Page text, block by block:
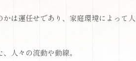
は運任せであり、家庭環境によって
人々の流動や動線。